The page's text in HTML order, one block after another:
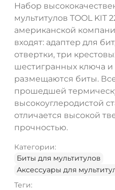
Набор
мультитулов TOOL KIT
американской
входят: адаптер для
отвертки, три
шестигранных ключа и
размещаются биты.
прошедшей
высокоуглеродистой
отличается высокой
прочностью.
Категории:
Биты для мультитулов
Аксессуары для
Теги: